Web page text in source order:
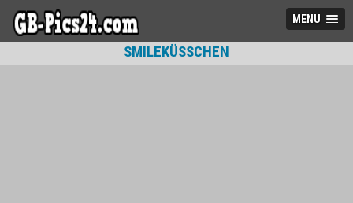
MENU
SMILEKÜSSCHEN